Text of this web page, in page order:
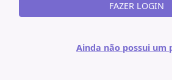
FAZER LOGIN
Ainda não possui um